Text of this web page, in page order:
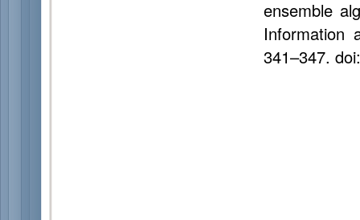
ensemble
Information
341–347.